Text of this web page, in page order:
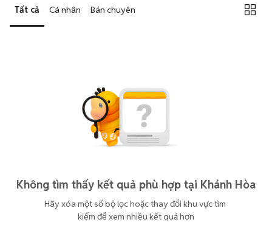
Tất cả Cá nhân Bán chuyên
Không tìm thấy kết quả phù hợp tại Khánh Hòa
Hãy xóa một số bộ lọc hoặc thay đổi khu vực tìm
kiếm để xem nhiều kết quả hơn